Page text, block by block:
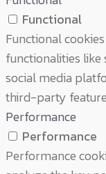
Functional
Functional
functionalities like
social media
third-party
Performance
Performance
Performance